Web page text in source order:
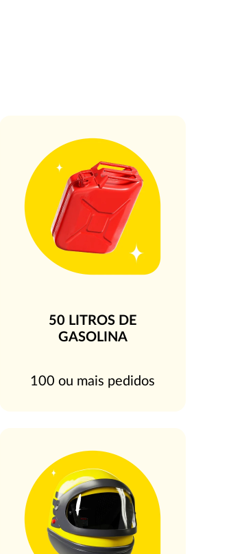
50 LITROS DE
GASOLINA
100 ou mais pedidos